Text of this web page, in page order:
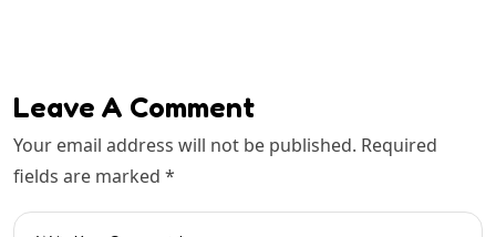
Leave A Comment
Your email address will not be published. Required
fields are marked *